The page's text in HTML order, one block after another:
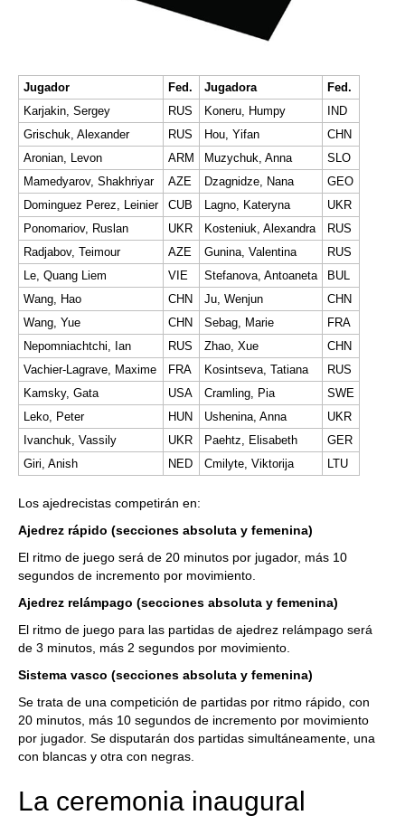
Jugador Fed. Jugadora
Fed.
Karjakin, Sergey
RUS Koneru, Humpy
IND
Grischuk, Alexander
RUS Hou, Yifan
CHN
Aronian, Levon
ARM Muzychuk, Anna
SLO
Mamedyarov, Shakhriyar
AZE Dzagnidze, Nana
GEO
Dominguez Perez, Leinier
CUB Lagno, Kateryna
UKR
Ponomariov, Ruslan
UKR Kosteniuk, Alexandra
RUS
Radjabov, Teimour
AZE Gunina, Valentina
RUS
Le, Quang Liem
VIE Stefanova, Antoaneta
BUL
Wang, Hao
CHN Ju, Wenjun
CHN
Wang, Yue
CHN Sebag, Marie
FRA
Nepomniachtchi, Ian
RUS Zhao, Xue
CHN
Vachier-Lagrave, Maxime
FRA Kosintseva, Tatiana
RUS
Kamsky, Gata
USA Cramling, Pia
SWE
Leko, Peter
HUN Ushenina, Anna
UKR
Ivanchuk, Vassily
UKR Paehtz, Elisabeth
GER
Giri, Anish
NED Cmilyte, Viktorija LTU
Los ajedrecistas competirán en:
Ajedrez rápido (secciones absoluta y femenina)
El ritmo de juego será de 20 minutos por jugador, más 10
segundos de incremento por movimiento.
Ajedrez relámpago (secciones absoluta y femenina)
El ritmo de juego para las partidas de ajedrez relámpago será
de 3 minutos, más 2 segundos por movimiento.
Sistema vasco (secciones absoluta y femenina)
Se trata de una competición de partidas por ritmo rápido, con
20 minutos, más 10 segundos de incremento por movimiento
por jugador. Se disputarán dos partidas simultáneamente, una
con blancas y otra con negras.
La ceremonia inaugural